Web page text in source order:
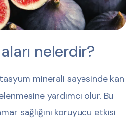
nelerdir?
minerali sayesinde kan
yardımcı olur. Bu
sağlığını koruyucu etkisi